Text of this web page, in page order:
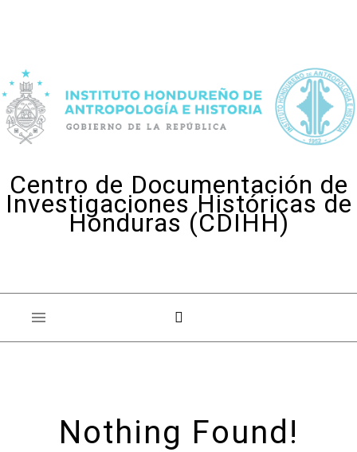
Centro de Documentación de
Investigaciones Históricas de
Honduras (CDIHH)
Nothing Found!